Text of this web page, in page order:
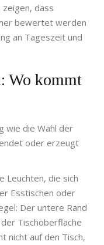
dass
bewertet werden
an Tageszeit und
Wo kommt
wie die Wahl der
oder erzeugt
Leuchten, die sich
Esstischen oder
Der untere Rand
Tischoberfläche
nicht auf den Tisch,